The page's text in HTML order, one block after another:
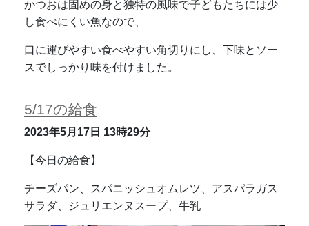
かつおは固めの身と独特の風味で子どもたちには少
し食べにくい魚なので、
口に運びやすい食べやすい角切りにし、下味とソー
スでしっかり味を付けました。
5/17の給食
2023年5月17日 13時29分
【今日の給食】
チーズパン、スパニッシュオムレツ、アスパラガス
サラダ、ジュリエンヌスープ、牛乳